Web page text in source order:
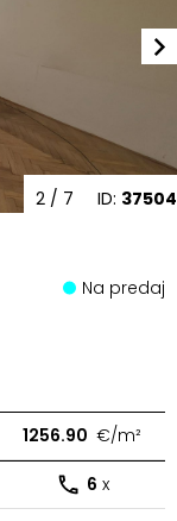
ID: 37504
2 / 7
Na predaj
1256.90 €/m²
6 x